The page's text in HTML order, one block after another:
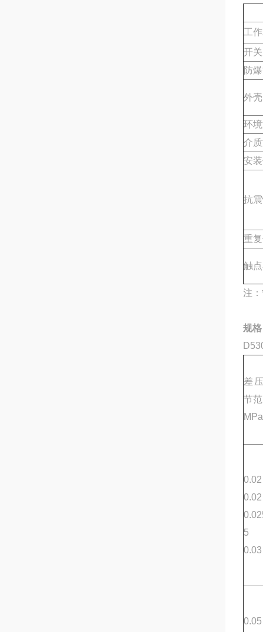
工
开
防
外
环
介
安
抗
重
触
注
规格
差
节
MPa
5